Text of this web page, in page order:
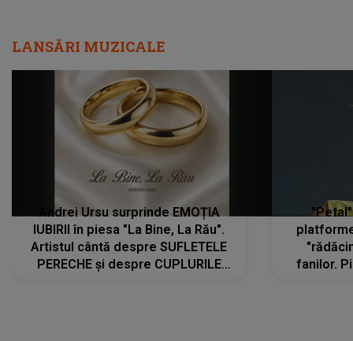
LANSĂRI MUZICALE
Andrei Ursu surprinde EMOȚIA
IUBIRII în piesa "La Bine, La Rău".
Artistul cântă despre SUFLETELE
PERECHE și despre CUPLURILE
fanilor.